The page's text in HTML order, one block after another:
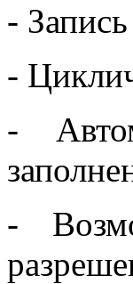
- Запись
-
-
-